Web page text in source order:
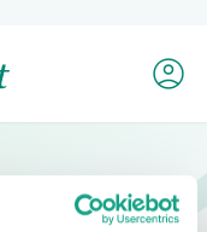
Mijn